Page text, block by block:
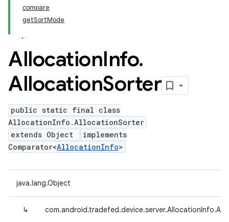
compare
getSortMode
AllocationInfo.
AllocationSorter
public static final class
AllocationInfo.AllocationSorter
extends Object
implements
Comparator<AllocationInfo>
java.lang.Object
↳